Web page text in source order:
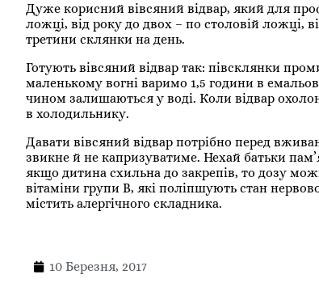
Дуже корисний вівсяний відвар, який для
ложці, від року до двох – по столовій ложці,
третини склянки на день.
Готують вівсяний відвар так: півсклянки
маленькому вогні варимо 1,5 години в
чином залишаються у воді. Коли відвар
в холодильнику.
Давати вівсяний відвар потрібно перед
звикне й не капризуватиме. Нехай батьки
якщо дитина схильна до закрепів, то дозу
вітаміни групи В, які поліпшують стан
містить алергічного складника.
10 Березня, 2017